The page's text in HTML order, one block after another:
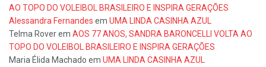
AO TOPO DO VOLEIBOL BRASILEIRO E INSPIRA GERAÇÕES
Alessandra Fernandes em UMA LINDA CASINHA AZUL
Telma Roverem AOS 77 ANOS, SANDRA BARONCELLI VOLTA AO
TOPO DO VOLEIBOL BRASILEIRO E INSPIRA GERAÇÕES
Maria Élida Machado em UMA LINDA CASINHA AZUL